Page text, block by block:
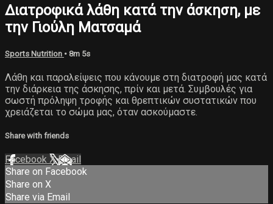
Διατροφικά λάθη κατά την άσκηση, με
την Γιούλη Ματσαμά
Sports Nutrition • 8m 5s
Λάθη και παραλείψεις που κάνουμε στη διατροφή μας κατά
την διάρκεια της άσκησης, πρίν και μετά. Συμβουλές για
σωστή πρόληψη τροφής και θρεπτικών συστατικών που
χρειάζεται το σώμα μας, όταν ασκούμαστε.
Share with friends
Facebook XEmail
Share on Facebook
Share on X
Share via Email